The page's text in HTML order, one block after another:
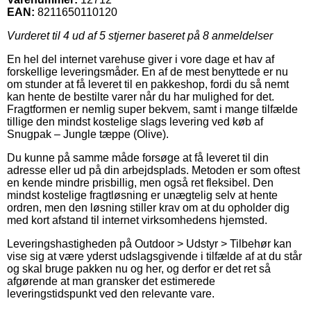
EAN: 8211650110120
Vurderet til 4 ud af 5 stjerner baseret på 8 anmeldelser
En hel del internet varehuse giver i vore dage et hav af
forskellige leveringsmåder. En af de mest benyttede er nu
om stunder at få leveret til en pakkeshop, fordi du så nemt
kan hente de bestilte varer når du har mulighed for det.
Fragtformen er nemlig super bekvem, samt i mange tilfælde
tillige den mindst kostelige slags levering ved køb af
Snugpak – Jungle tæppe (Olive).
Du kunne på samme måde forsøge at få leveret til din
adresse eller ud på din arbejdsplads. Metoden er som oftest
en kende mindre prisbillig, men også ret fleksibel. Den
mindst kostelige fragtløsning er unægtelig selv at hente
ordren, men den løsning stiller krav om at du opholder dig
med kort afstand til internet virksomhedens hjemsted.
Leveringshastigheden på Outdoor > Udstyr > Tilbehør kan
vise sig at være yderst udslagsgivende i tilfælde af at du står
og skal bruge pakken nu og her, og derfor er det ret så
afgørende at man gransker det estimerede
leveringstidspunkt ved den relevante vare.